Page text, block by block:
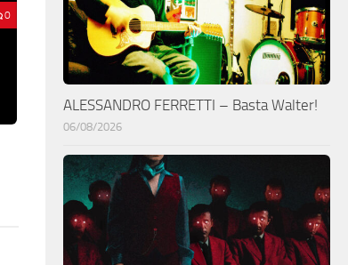
0
ALESSANDRO FERRETTI – Basta Walter!
06/08/2026